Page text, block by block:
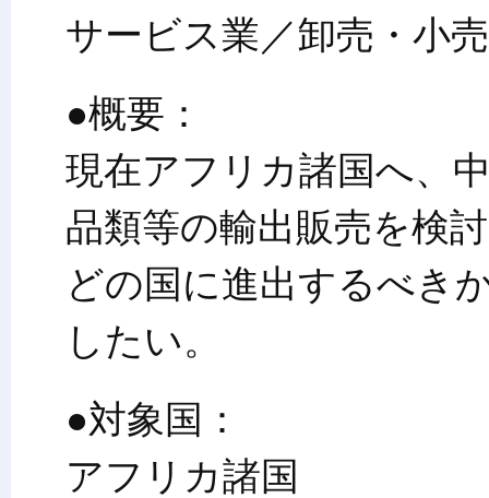
サービス業／卸売・小
●概要：
現在アフリカ諸国へ、
品類等の輸出販売を検
どの国に進出するべき
したい。
●対象国：
アフリカ諸国